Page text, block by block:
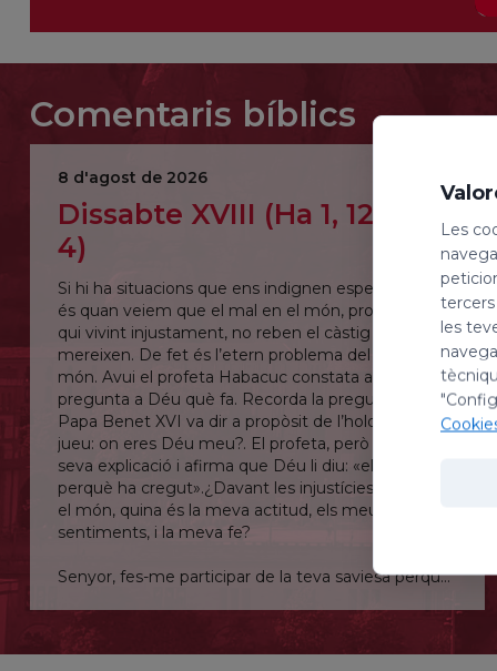
Comentaris bíblics
8 d'agost de 2026
Dissabte XVIII (Ha 1, 12 – 2,
4)
Si hi ha situacions que ens indignen especialment
és quan veiem que el mal en el món, provocat pels
qui vivint injustament, no reben el càstig que es
mereixen. De fet és l’etern problema del mal en el
món. Avui el profeta Habacuc constata això i li
pregunta a Déu què fa. Recorda la pregunta que el
Papa Benet XVI va dir a propòsit de l’holocaust
jueu: on eres Déu meu?. El profeta, però acaba la
seva explicació i afirma que Déu li diu: «el just viurà
perquè ha cregut».¿Davant les injustícies i el mal en
el món, quina és la meva actitud, els meus
sentiments, i la meva fe?
Senyor, fes-me participar de la teva saviesa perquè
davant el mal.
Les
les